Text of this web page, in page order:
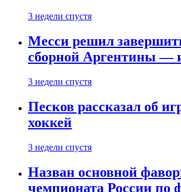
3 недели спустя
Месси решил
сборной Аргентины —
3 недели спустя
Песков рассказал об
хоккей
3 недели спустя
Назван основной
чемпионата России по